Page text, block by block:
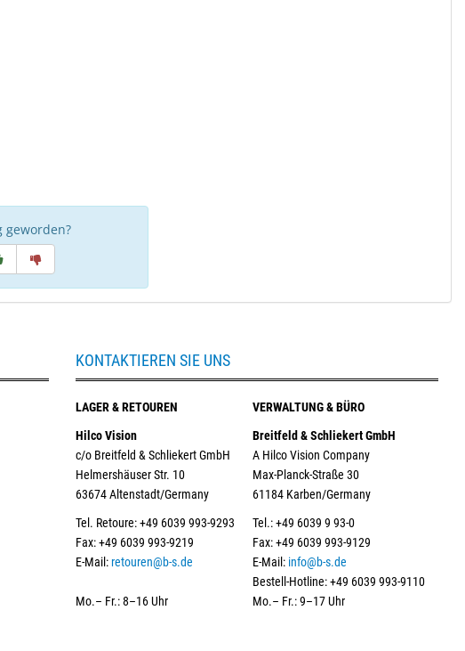
geworden?
KONTAKTIEREN SIE UNS
LAGER & RETOUREN
Hilco Vision
c/o Breitfeld & Schliekert GmbH
Helmershäuser Str. 10
63674 Altenstadt/Germany
Tel. Retoure: +49 6039 993-9293
Fax: +49 6039 993-9219
E-Mail:retouren@b-s.de
Mo.– Fr.: 8–16 Uhr
VERWALTUNG & BÜRO
Breitfeld & Schliekert GmbH
A Hilco Vision Company
Max-Planck-Straße 30
61184 Karben/Germany
Tel.: +49 6039 9 93-0
Fax: +49 6039 993-9129
E-Mail: info@b-s.de
Bestell-Hotline: +49 6039 993-9110
Mo.– Fr.: 9–17 Uhr